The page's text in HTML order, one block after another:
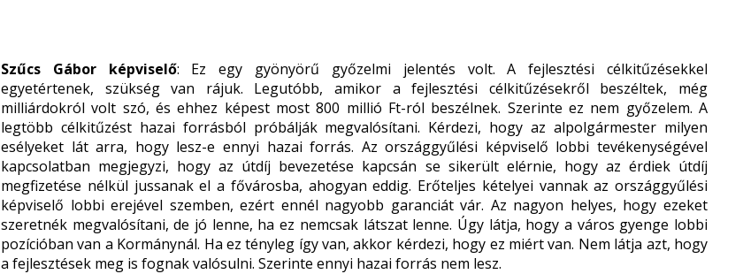
Szűcs Gábor képviselő: Ez egy gyönyörű győzelmi jelentés volt. A fejlesztési célkitűzésekkel
egyetértenek, szükség van rájuk. Legutóbb, amikor a fejlesztési célkitűzésekről beszéltek, még
milliárdokról volt szó, és ehhez képest most 800 millió Ft-ról beszélnek. Szerinte ez nem győzelem. A
legtöbb célkitűzést hazai forrásból próbálják megvalósítani. Kérdezi, hogy az alpolgármester milyen
esélyeket lát arra, hogy lesz-e ennyi hazai forrás. Az országgyűlési képviselő lobbi tevékenységével
kapcsolatban megjegyzi, hogy az útdíj bevezetése kapcsán se sikerült elérnie, hogy az érdiek útdíj
megfizetése nélkül jussanak el a fővárosba, ahogyan eddig. Erőteljes kételyei vannak az országgyűlési
képviselő lobbi erejével szemben, ezért ennél nagyobb garanciát vár. Az nagyon helyes, hogy ezeket
szeretnék megvalósítani, de jó lenne, ha ez nemcsak látszat lenne. Úgy látja, hogy a város gyenge lobbi
pozícióban van a Kormánynál. Ha ez tényleg így van, akkor kérdezi, hogy ez miért van. Nem látja azt, hogy
a fejlesztések meg is fognak valósulni. Szerinte ennyi hazai forrás nem lesz.